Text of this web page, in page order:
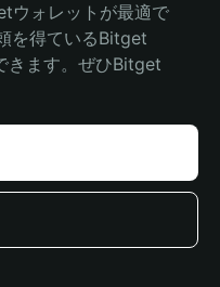
ウォレットが最適で
を得ているBitget
きます。ぜひBitget